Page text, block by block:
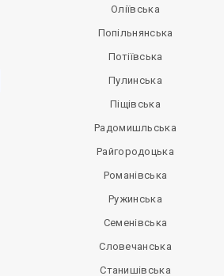
Оліївська
Попільнянська
Потіївська
Пулинська
Піщівська
Радомишльська
Райгородоцька
Романівська
Ружинська
Семенівська
Словечанська
Станишівська